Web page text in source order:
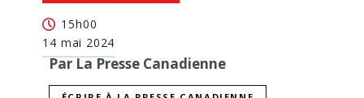
15h00
14 mai 2024
Par La Presse Canadienne